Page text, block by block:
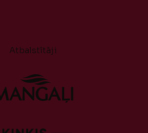
Atbalstītāji